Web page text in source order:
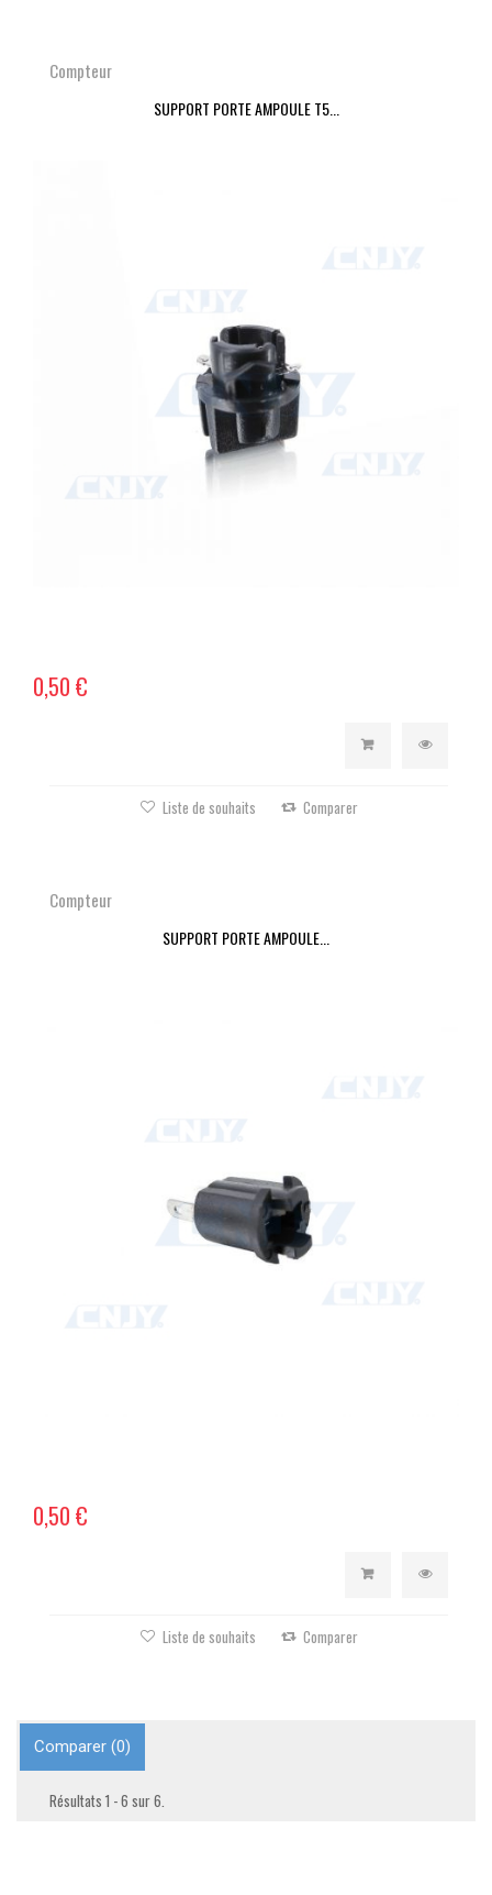
Compteur
SUPPORT PORTE AMPOULE T5...
0,50 €
Liste de souhaits Comparer
Compteur
SUPPORT PORTE AMPOULE...
0,50 €
Liste de souhaits Comparer
Comparer (0)
Résultats 1 - 6 sur 6.